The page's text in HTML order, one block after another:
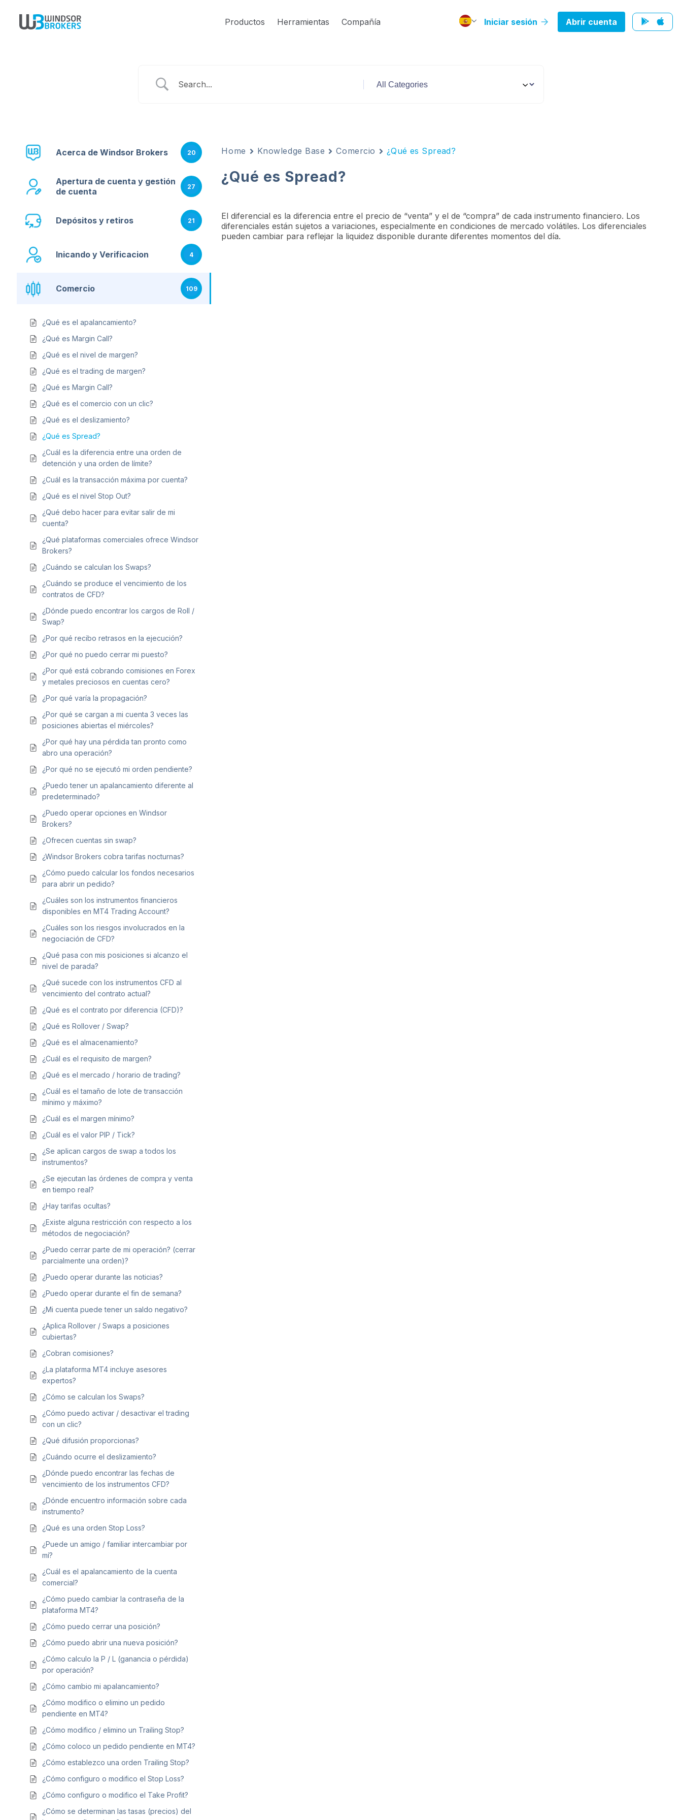
Productos Herramientas Compañía Iniciar sesión Abrir cuenta
Acerca de Windsor Brokers 20
Apertura de cuenta y gestión
de cuenta
27
Depósitos y retiros 21
Inicando y Verificacion 4
Comercio 109
¿Qué es el apalancamiento?
¿Qué es Margin Call?
¿Qué es el nivel de margen?
¿Qué es el trading de margen?
¿Qué es Margin Call?
¿Qué es el comercio con un clic?
¿Qué es el deslizamiento?
¿Qué es Spread?
¿Cuál es la diferencia entre una orden de
detención y una orden de límite?
¿Cuál es la transacción máxima por cuenta?
¿Qué es el nivel Stop Out?
¿Qué debo hacer para evitar salir de mi
cuenta?
¿Qué plataformas comerciales ofrece Windsor
Brokers?
¿Cuándo se calculan los Swaps?
¿Cuándo se produce el vencimiento de los
contratos de CFD?
¿Dónde puedo encontrar los cargos de Roll /
Swap?
¿Por qué recibo retrasos en la ejecución?
¿Por qué no puedo cerrar mi puesto?
¿Por qué está cobrando comisiones en Forex
y metales preciosos en cuentas cero?
¿Por qué varía la propagación?
¿Por qué se cargan a mi cuenta 3 veces las
posiciones abiertas el miércoles?
¿Por qué hay una pérdida tan pronto como
abro una operación?
¿Por qué no se ejecutó mi orden pendiente?
¿Puedo tener un apalancamiento diferente al
predeterminado?
¿Puedo operar opciones en Windsor
Brokers?
¿Ofrecen cuentas sin swap?
¿Windsor Brokers cobra tarifas nocturnas?
¿Cómo puedo calcular los fondos necesarios
para abrir un pedido?
¿Cuáles son los instrumentos financieros
disponibles en MT4 Trading Account?
¿Cuáles son los riesgos involucrados en la
negociación de CFD?
¿Qué pasa con mis posiciones si alcanzo el
nivel de parada?
¿Qué sucede con los instrumentos CFD al
vencimiento del contrato actual?
¿Qué es el contrato por diferencia (CFD)?
¿Qué es Rollover / Swap?
¿Qué es el almacenamiento?
¿Cuál es el requisito de margen?
¿Qué es el mercado / horario de trading?
¿Cuál es el tamaño de lote de transacción
mínimo y máximo?
¿Cuál es el margen mínimo?
¿Cuál es el valor PIP / Tick?
¿Se aplican cargos de swap a todos los
instrumentos?
¿Se ejecutan las órdenes de compra y venta
en tiempo real?
¿Hay tarifas ocultas?
¿Existe alguna restricción con respecto a los
métodos de negociación?
¿Puedo cerrar parte de mi operación? (cerrar
parcialmente una orden)?
¿Puedo operar durante las noticias?
¿Puedo operar durante el fin de semana?
¿Mi cuenta puede tener un saldo negativo?
¿Aplica Rollover / Swaps a posiciones
cubiertas?
¿Cobran comisiones?
¿La plataforma MT4 incluye asesores
expertos?
¿Cómo se calculan los Swaps?
¿Cómo puedo activar / desactivar el trading
con un clic?
¿Qué difusión proporcionas?
¿Cuándo ocurre el deslizamiento?
¿Dónde puedo encontrar las fechas de
vencimiento de los instrumentos CFD?
¿Dónde encuentro información sobre cada
instrumento?
¿Qué es una orden Stop Loss?
¿Puede un amigo / familiar intercambiar por
mí?
¿Cuál es el apalancamiento de la cuenta
comercial?
¿Cómo puedo cambiar la contraseña de la
plataforma MT4?
¿Cómo puedo cerrar una posición?
¿Cómo puedo abrir una nueva posición?
¿Cómo calculo la P / L (ganancia o pérdida)
por operación?
¿Cómo cambio mi apalancamiento?
¿Cómo modifico o elimino un pedido
pendiente en MT4?
¿Cómo modifico / elimino un Trailing Stop?
¿Cómo coloco un pedido pendiente en MT4?
¿Cómo establezco una orden Trailing Stop?
¿Cómo configuro o modifico el Stop Loss?
¿Cómo configuro o modifico el Take Profit?
¿Cómo se determinan las tasas (precios) del
Home Knowledge Base Comercio ¿Qué es Spread?
¿Qué es Spread?
El diferencial es la diferencia entre el precio de “venta” y el de “compra” de cada instrumento financiero. Los
diferenciales están sujetos a variaciones, especialmente en condiciones de mercado volátiles. Los diferenciales
pueden cambiar para reflejar la liquidez disponible durante diferentes momentos del día.